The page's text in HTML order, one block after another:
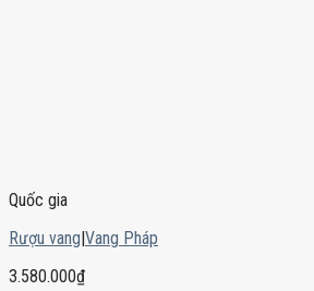
Quốc gia
Rượu vang|Vang Pháp
3.580.000₫